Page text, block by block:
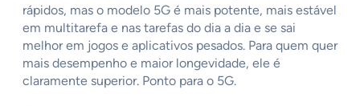
rápidos, mas o modelo 5G é mais potente, mais estável
em multitarefa e nas tarefas do dia a dia e se sai
melhor em jogos e aplicativos pesados. Para quem quer
mais desempenho e maior longevidade, ele é
claramente superior. Ponto para o 5G.